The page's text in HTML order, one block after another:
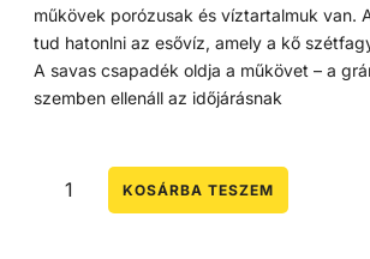
műkövek porózusak és víztartalmuk van.
tud hatonlni az esővíz, amely a kő
A savas csapadék oldja a műkövet – a
szemben ellenáll az időjárásnak
KOSÁRBA TESZEM